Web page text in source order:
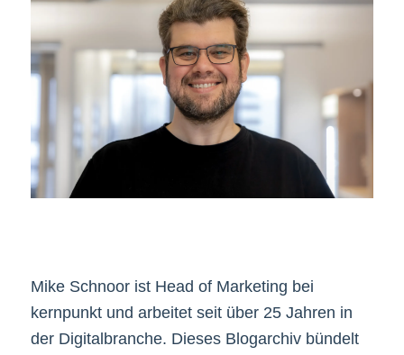
Mike Schnoor ist Head of Marketing bei
kernpunkt und arbeitet seit über 25 Jahren in
der Digitalbranche. Dieses Blogarchiv bündelt